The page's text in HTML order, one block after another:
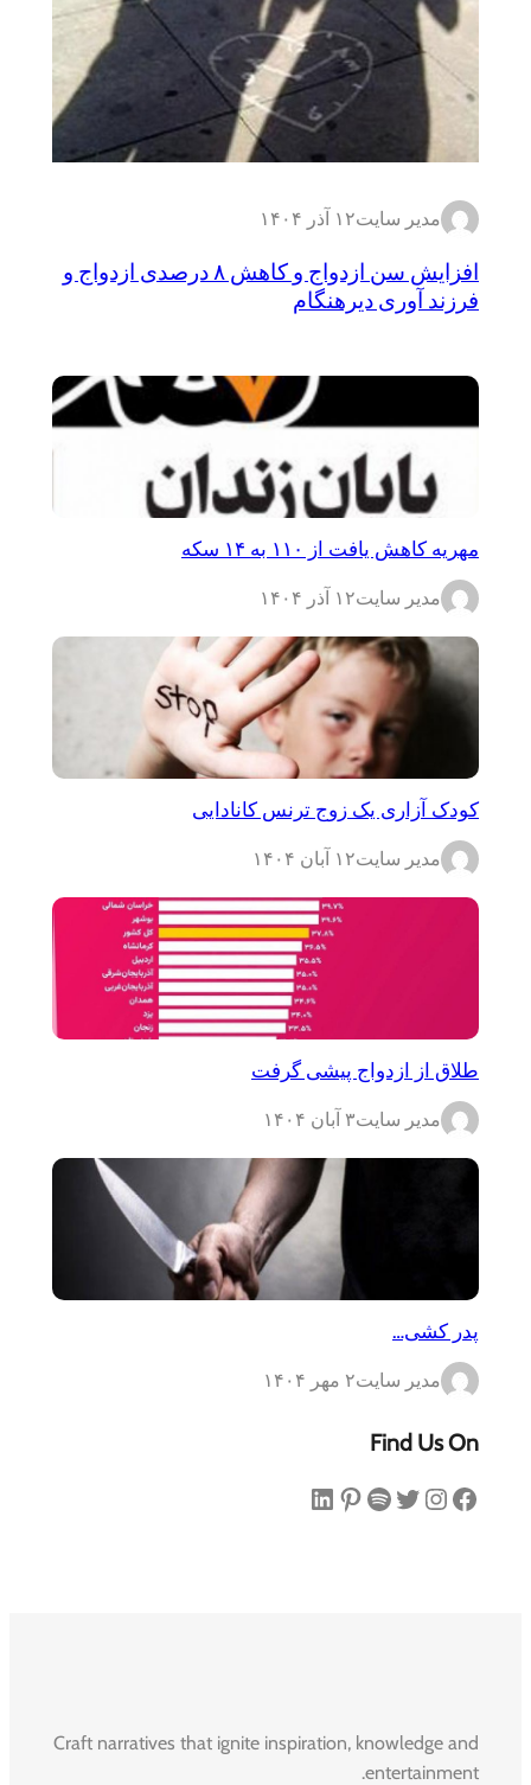
مدیر سایت۱۲ آذر ۱۴۰۴
افزایش سن ازدواج و کاهش ۸ درصدی ازدواج و
فرزند آوری دیرهنگام
مهریه کاهش یافت از ۱۱۰ به ۱۴ سکه
مدیر سایت۱۲ آذر ۱۴۰۴
کودک آزاری یک زوج ترنس کانادایی
مدیر سایت۱۲ آبان ۱۴۰۴
طلاق از ازدواج پیشی گرفت
مدیر سایت۳ آبان ۱۴۰۴
پدر کشی…
مدیر سایت۲ مهر ۱۴۰۴
Find Us On
فیس‌بوک اینستاگرم توییتر اسپاتیفای پینترست لینکداین
Craft narratives that ignite inspiration, knowledge and
entertainment.